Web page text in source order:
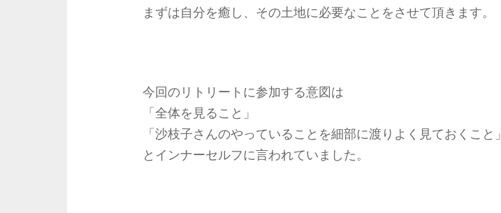
まずは自分を癒し、その土地に必要なことをさせて頂きます。
今回のリトリートに参加する意図は
「全体を見ること」
「沙枝子さんのやっていることを細部に渡りよく見ておくこと」
とインナーセルフに言われていました。